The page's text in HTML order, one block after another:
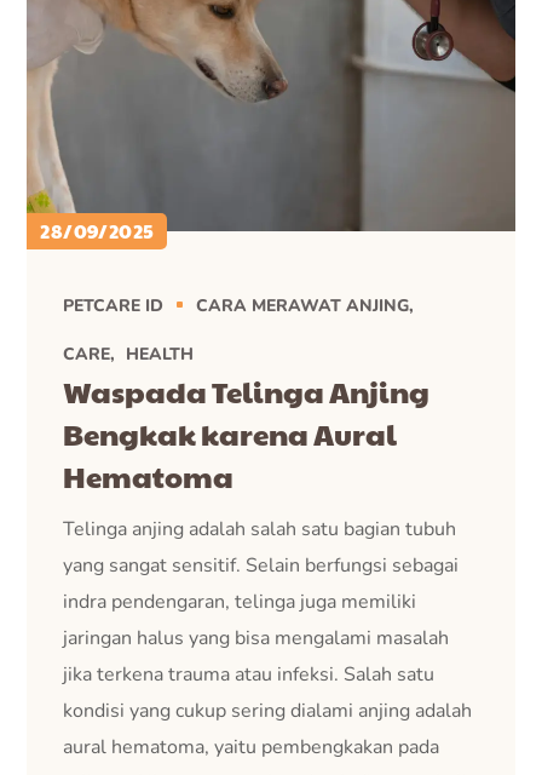
28/09/2025
PETCARE ID CARA MERAWAT ANJING
CARE HEALTH
Waspada Telinga Anjing
Bengkak karena Aural
Hematoma
Telinga anjing adalah salah satu bagian tubuh
yang sangat sensitif. Selain berfungsi sebagai
indra pendengaran, telinga juga memiliki
jaringan halus yang bisa mengalami masalah
jika terkena trauma atau infeksi. Salah satu
kondisi yang cukup sering dialami anjing adalah
aural hematoma, yaitu pembengkakan pada